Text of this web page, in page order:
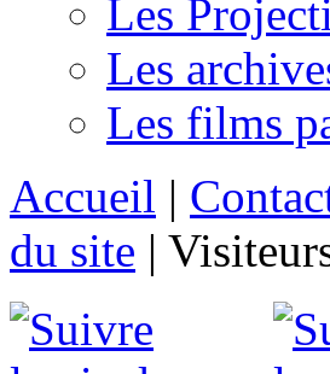
Les
Les
Les films
Accueil |
du site |